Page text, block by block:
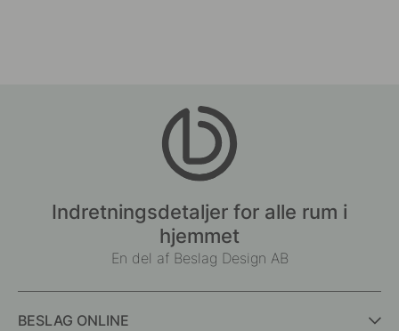
Indretningsdetaljer for alle rum i
hjemmet
En del af Beslag Design AB
BESLAG ONLINE